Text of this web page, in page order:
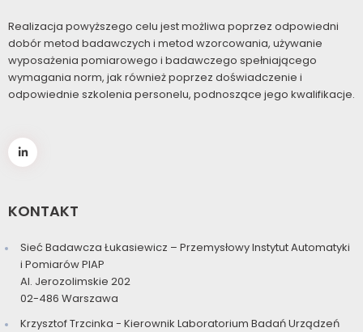
Realizacja powyższego celu jest możliwa poprzez odpowiedni
dobór metod badawczych i metod wzorcowania, używanie
wyposażenia pomiarowego i badawczego spełniającego
wymagania norm, jak również poprzez doświadczenie i
odpowiednie szkolenia personelu, podnoszące jego kwalifikacje.
KONTAKT
Sieć Badawcza Łukasiewicz – Przemysłowy Instytut Automatyki
i Pomiarów PIAP
Al. Jerozolimskie 202
02-486 Warszawa
Krzysztof Trzcinka - Kierownik Laboratorium Badań Urządzeń